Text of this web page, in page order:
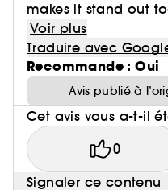
makes it stand out
Voir plus
Traduire avec
Recommande : Oui
Avis publié à
Cet avis vous a-t-il
0
Signaler ce contenu